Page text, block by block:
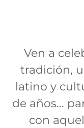
Ven a
tradición,
latino y
de años...
con